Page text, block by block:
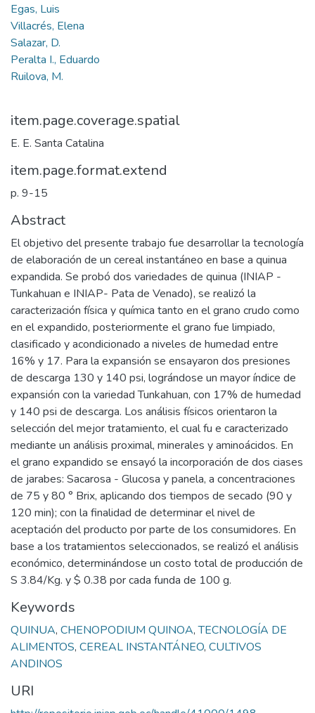
Egas, Luis
Villacrés, Elena
Salazar, D.
Peralta I., Eduardo
Ruilova, M.
item.page.coverage.spatial
E. E. Santa Catalina
item.page.format.extend
p. 9-15
Abstract
El objetivo del presente trabajo fue desarrollar la tecnología
de elaboración de un cereal instantáneo en base a quinua
expandida. Se probó dos variedades de quinua (INIAP -
Tunkahuan e INIAP- Pata de Venado), se realizó la
caracterización física y química tanto en el grano crudo como
en el expandido, posteriormente el grano fue limpiado,
clasificado y acondicionado a niveles de humedad entre
16% y 17. Para la expansión se ensayaron dos presiones
de descarga 130 y 140 psi, lográndose un mayor índice de
expansión con la variedad Tunkahuan, con 17% de humedad
y 140 psi de descarga. Los análisis físicos orientaron la
selección del mejor tratamiento, el cual fu e caracterizado
mediante un análisis proximal, minerales y aminoácidos. En
el grano expandido se ensayó la incorporación de dos ciases
de jarabes: Sacarosa - Glucosa y panela, a concentraciones
de 75 y 80 ° Brix, aplicando dos tiempos de secado (90 y
120 min); con la finalidad de determinar el nivel de
aceptación del producto por parte de los consumidores. En
base a los tratamientos seleccionados, se realizó el análisis
económico, determinándose un costo total de producción de
S 3.84/Kg. y $ 0.38 por cada funda de 100 g.
Keywords
QUINUA, CHENOPODIUM QUINOA,TECNOLOGÍA DE
ALIMENTOS, CEREAL INSTANTÁNEO, CULTIVOS
ANDINOS
URI